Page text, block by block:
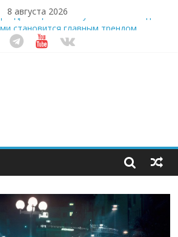
8 августа 2026
почему кокосовая вода с
становится главным трендом
утренний ритуал
наклейка заставляет миллионы людей
о самом важном креме этим летом